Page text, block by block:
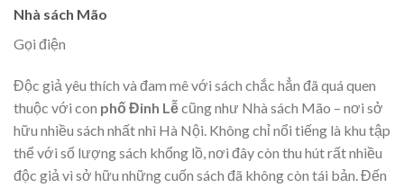
Nhà sách Mão
Gọi điện
Độc giả yêu thích và đam mê với sách chắc hẳn đã quá quen
thuộc với con phố Đinh Lễcũng như Nhà sách Mão – nơi sở
hữu nhiều sách nhất nhì Hà Nội. Không chỉ nổi tiếng là khu tập
thể với số lượng sách khổng lồ, nơi đây còn thu hút rất nhiều
độc giả vì sở hữu những cuốn sách đã không còn tái bản. Đến